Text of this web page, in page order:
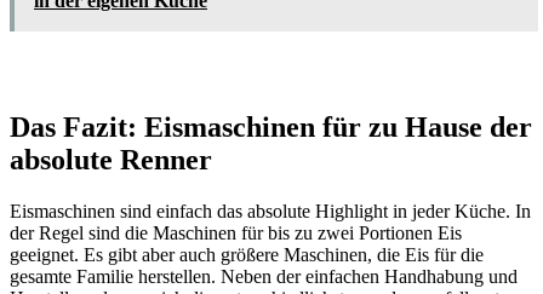
Das Fazit: Eismaschinen für zu Hause der
absolute Renner
Eismaschinen sind einfach das absolute Highlight in jeder Küche. In
der Regel sind die Maschinen für bis zu zwei Portionen Eis
geeignet. Es gibt aber auch größere Maschinen, die Eis für die
gesamte Familie herstellen. Neben der einfachen Handhabung und